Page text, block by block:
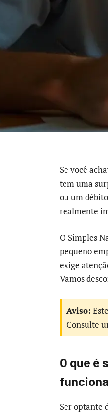
Se você
tem uma
ou um
realmente
O Simples
pequeno
exige
Vamos
Aviso:
Consulte
O que é
Ser optante